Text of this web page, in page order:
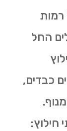
רמות
החל
כבדים,
חילוץ: